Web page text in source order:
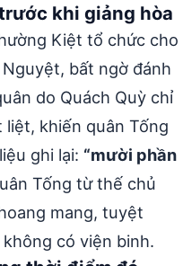
khi giảng hòa
Kiệt tổ chức cho
bất ngờ đánh
do Quách Quỳ chỉ
liệt, khiến quân Tống
ghi lại: “mười phần
Tống từ thế chủ
mang, tuyệt
có viện binh.